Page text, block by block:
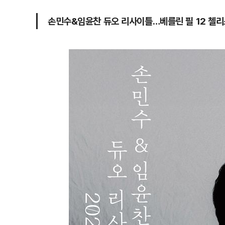
손민수&임윤찬 듀오 리사이틀…베를린 필 12 첼